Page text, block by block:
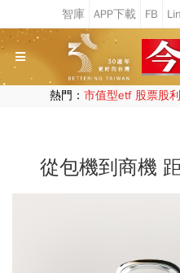
熱門： 市值型etf 股票股
從包機到商機